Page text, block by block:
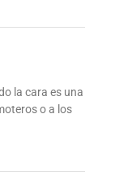
la cara es una
o a los